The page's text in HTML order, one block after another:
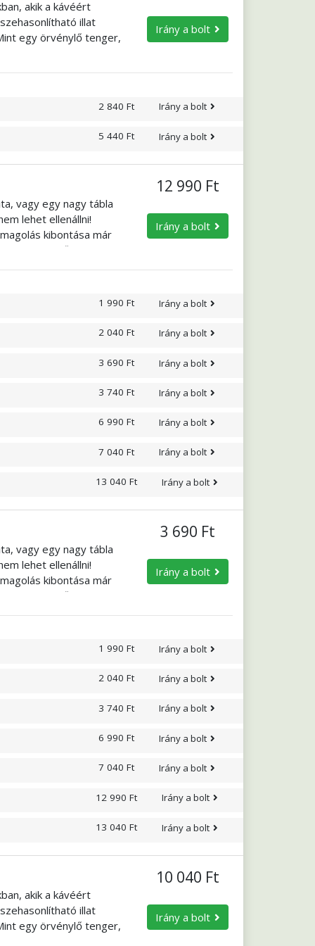
akik a kávéért
illat
egy örvénylő tenger,
tartja. Egyhangúan
Irány a bolt
2 840 Ft Irány a bolt
5 440 Ft Irány a bolt
vagy egy nagy tábla
lehet ellenállni!
kibontása már
könnyű? Próbálja
12 990 Ft
Irány a bolt
1 990 Ft Irány a bolt
2 040 Ft Irány a bolt
3 690 Ft Irány a bolt
3 740 Ft Irány a bolt
6 990 Ft Irány a bolt
7 040 Ft Irány a bolt
13 040 Ft Irány a bolt
vagy egy nagy tábla
lehet ellenállni!
kibontása már
könnyű? Próbálja
3 690 Ft
Irány a bolt
1 990 Ft Irány a bolt
2 040 Ft Irány a bolt
3 740 Ft Irány a bolt
6 990 Ft Irány a bolt
7 040 Ft Irány a bolt
12 990 Ft Irány a bolt
13 040 Ft Irány a bolt
akik a kávéért
illat
egy örvénylő tenger,
tartja. Egyhangúan
10 040 Ft
Irány a bolt